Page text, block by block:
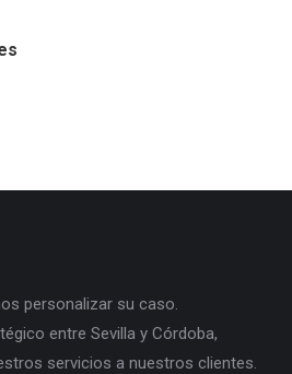
personalizar su caso.
entre Sevilla y Córdoba,
servicios a nuestros clientes.